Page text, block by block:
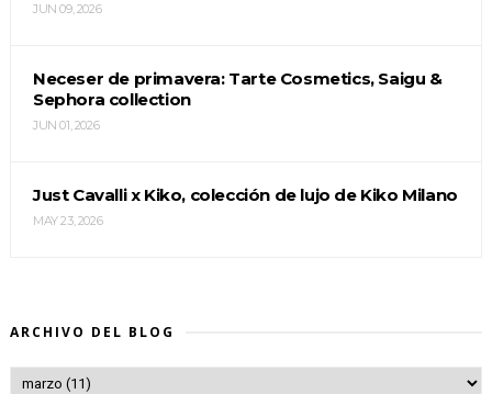
JUN 09, 2026
Neceser de primavera: Tarte Cosmetics, Saigu &
Sephora collection
JUN 01, 2026
Just Cavalli x Kiko, colección de lujo de Kiko Milano
MAY 23, 2026
ARCHIVO DEL BLOG